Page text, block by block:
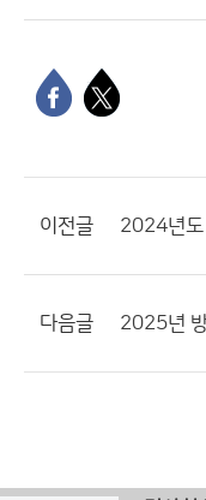
이전글
다음글